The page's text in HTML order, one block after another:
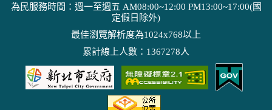
為橙色燈號，有連續出現36度高溫的機率，請
加強注意。臺北市、新北市、桃園市、花蓮縣
為黃色燈號，請注意。
道路封閉
2026-08-08, 18:00│交通部公路局
損狀況/管制原因: 預警性封閉。
水門資訊
2026-08-08, 17:00│新北市政府
颱風來襲，預計於 115 年 8 月 8 日 17 時整執
為民服務時間：週一至週五 AM08:00~12:00 PM13:00~17:00(國
定假日除外)
最佳瀏覽解析度為1024x768以上
累計線上人數：1367278人